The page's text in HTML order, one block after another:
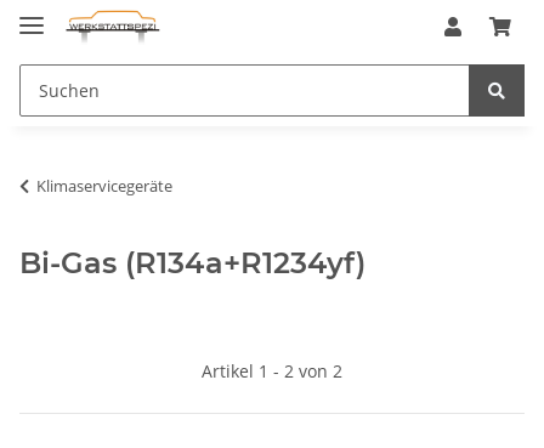
Klimaservicegeräte
Bi-Gas (R134a+R1234yf)
Artikel 1 - 2 von 2